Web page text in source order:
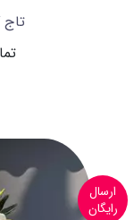
تاج
ارسال
رایگان